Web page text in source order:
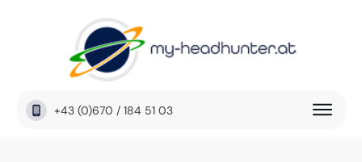
+43 (0)670 / 184 51 03